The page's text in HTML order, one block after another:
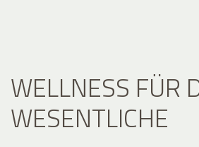
WELLNESS FÜR
WESENTLICHE